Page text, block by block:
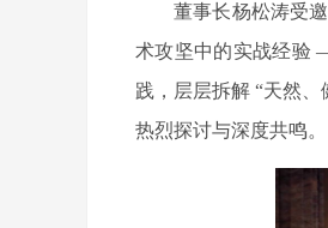
董事长杨松涛受
术攻坚中的实战经验
践，层层拆解 “天然
热烈探讨与深度共鸣。